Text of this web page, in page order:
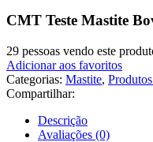
CMT Teste Mastite
29 pessoas vendo este
Adicionar aos favoritos
Categorias: Mastite,
Compartilhar:
Descrição
Avaliações (0)